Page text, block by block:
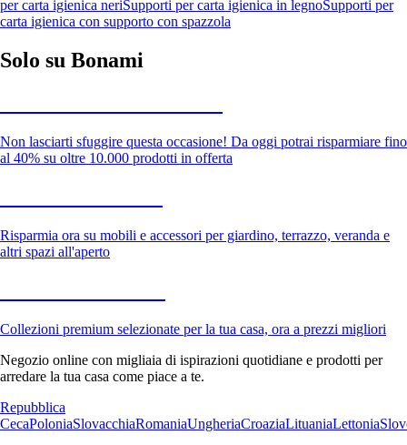
per carta igienica neriSupporti per carta igienica in legnoSupporti per
carta igienica con supporto con spazzola
Solo su Bonami
Non lasciarti sfuggire questa occasione! Da oggi potrai risparmiare fino
al 40% su oltre 10.000 prodotti in offerta
Risparmia ora su mobili e accessori per giardino, terrazzo, veranda e
altri spazi all'aperto
Collezioni premium selezionate per la tua casa, ora a prezzi migliori
Negozio online con migliaia di ispirazioni quotidiane e prodotti per
arredare la tua casa come piace a te.
Repubblica
CecaPoloniaSlovacchiaRomaniaUngheriaCroaziaLituaniaLettonia